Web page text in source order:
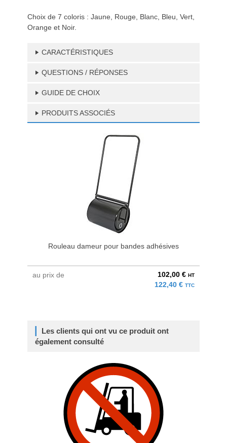
Choix de 7 coloris : Jaune, Rouge, Blanc, Bleu, Vert,
Orange et Noir.
CARACTÉRISTIQUES
QUESTIONS / RÉPONSES
GUIDE DE CHOIX
PRODUITS ASSOCIÉS
Rouleau dameur pour bandes adhésives
au prix de 102,00 € HT
122,40 € TTC
Les clients qui ont vu ce produit ont
également consulté